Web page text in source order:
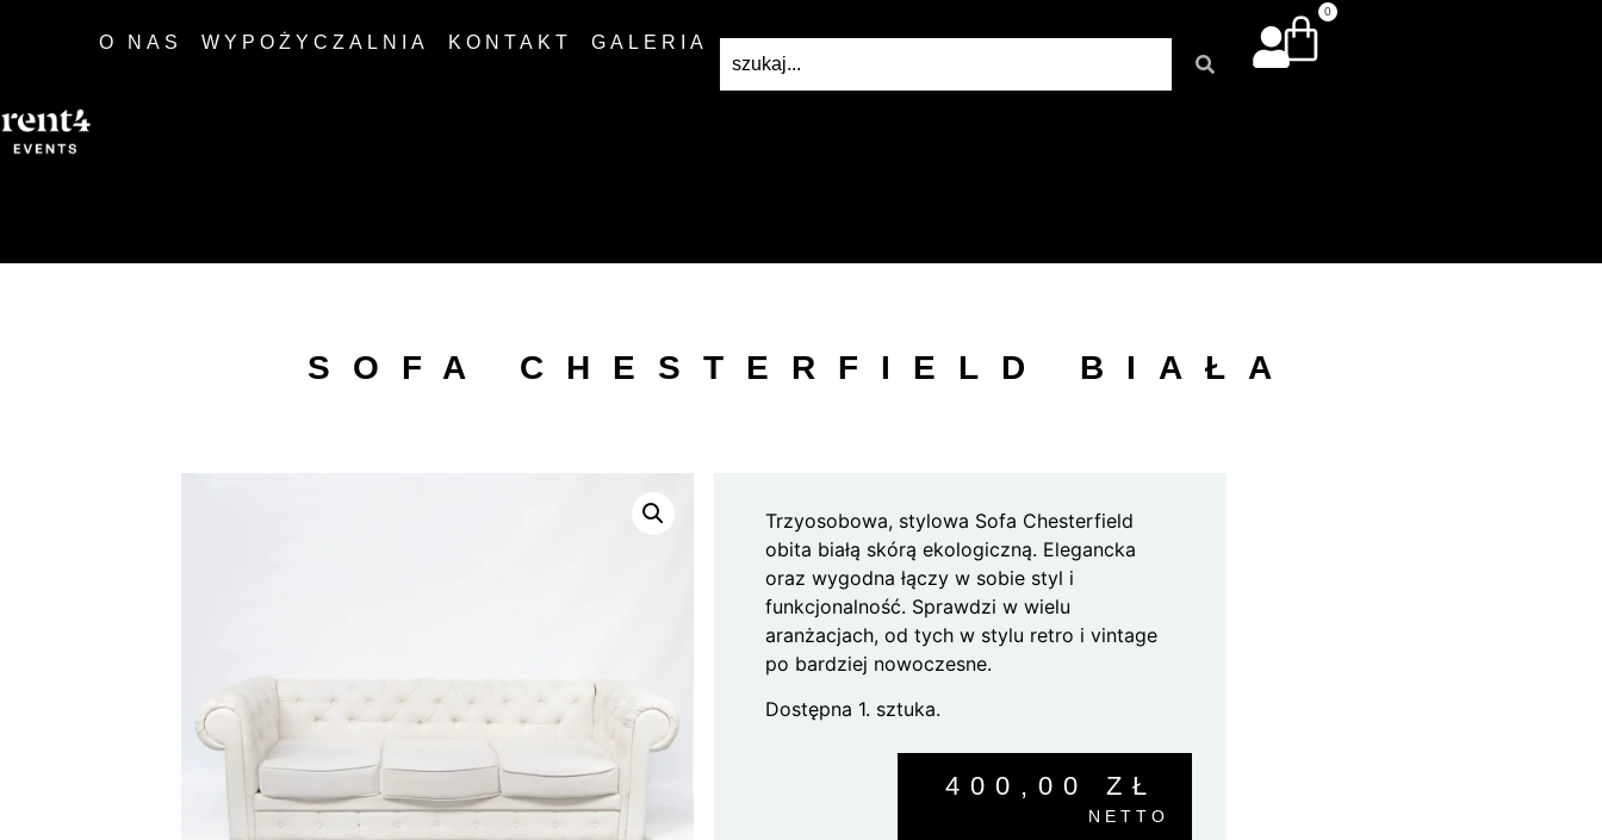
O NAS WYPOŻYCZALNIA KONTAKT GALERIA
0
SOFA CHESTERFIELD BIAŁA
Trzyosobowa, stylowa Sofa Chesterfield
obita białą skórą ekologiczną. Elegancka
oraz wygodna łączy w sobie styl i
funkcjonalność. Sprawdzi w wielu
aranżacjach, od tych w stylu retro i vintage
po bardziej nowoczesne.
Dostępna 1. sztuka.
400,00 ZŁ
NETTO